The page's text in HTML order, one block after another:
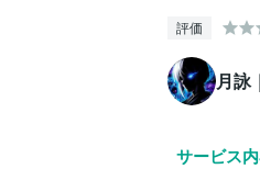
評価
月詠
サービス